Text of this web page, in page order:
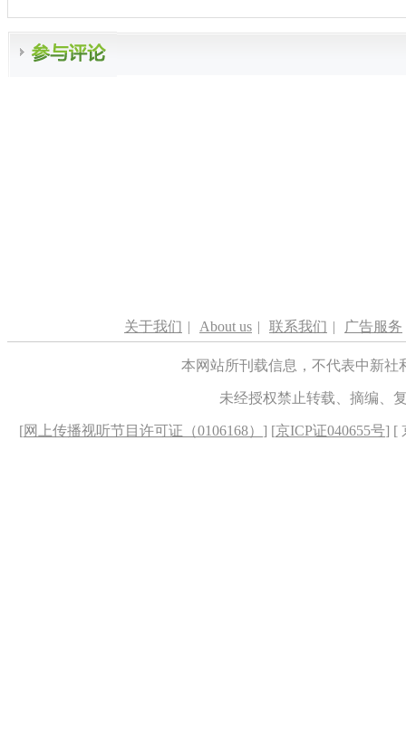
关于我们 | About us | 联系我们 | 广告服务
本网站所刊载信息，不代表中新
未经授权禁止转载、摘编、
[网上传播视听节目许可证（0106168） ] [京ICP证040655号] [